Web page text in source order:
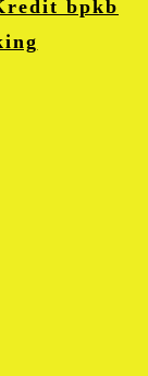
bpkb